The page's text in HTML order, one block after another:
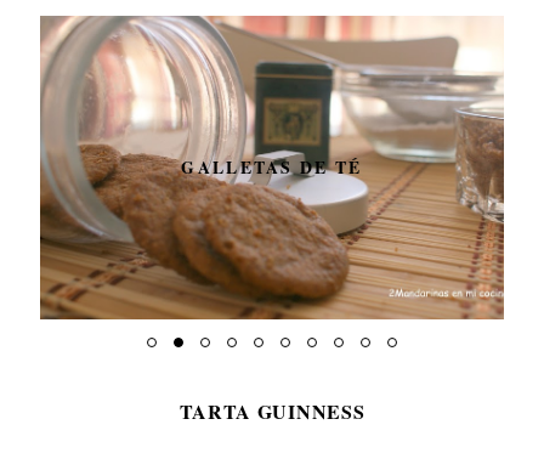
GALLETAS DE TÉ
TARTA GUINNESS